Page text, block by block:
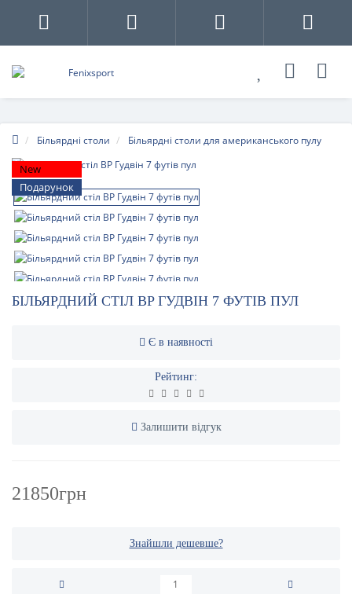
Більярдні столи Більярдні столи для американського пулу
New
Подарунок
БІЛЬЯРДНИЙ СТІЛ BP ГУДВІН 7 ФУТІВ ПУЛ
Є в наявності
Рейтинг:
Залишити відгук
21850грн
Знайшли дешевше?